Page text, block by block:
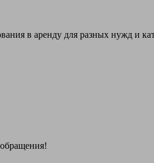
в аренду для разных нужд и
!